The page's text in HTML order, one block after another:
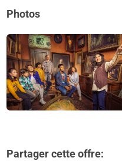
Photos
Partager cette offre: